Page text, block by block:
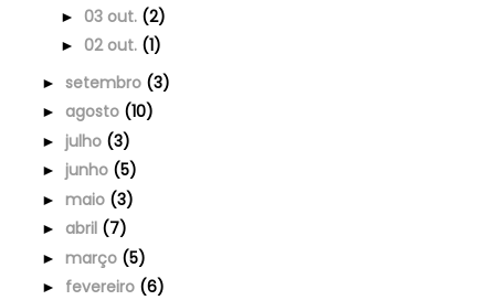
► 03 out. (2)
► 02 out. (1)
► setembro (3)
► agosto (10)
► julho (3)
► junho (5)
► maio (3)
► abril (7)
► março (5)
► fevereiro (6)